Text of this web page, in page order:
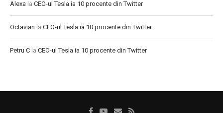
Alexa la CEO-ul Tesla ia 10 procente din Twitter
Octavian la CEO-ul Tesla ia 10 procente din Twitter
Petru C la CEO-ul Tesla ia 10 procente din Twitter